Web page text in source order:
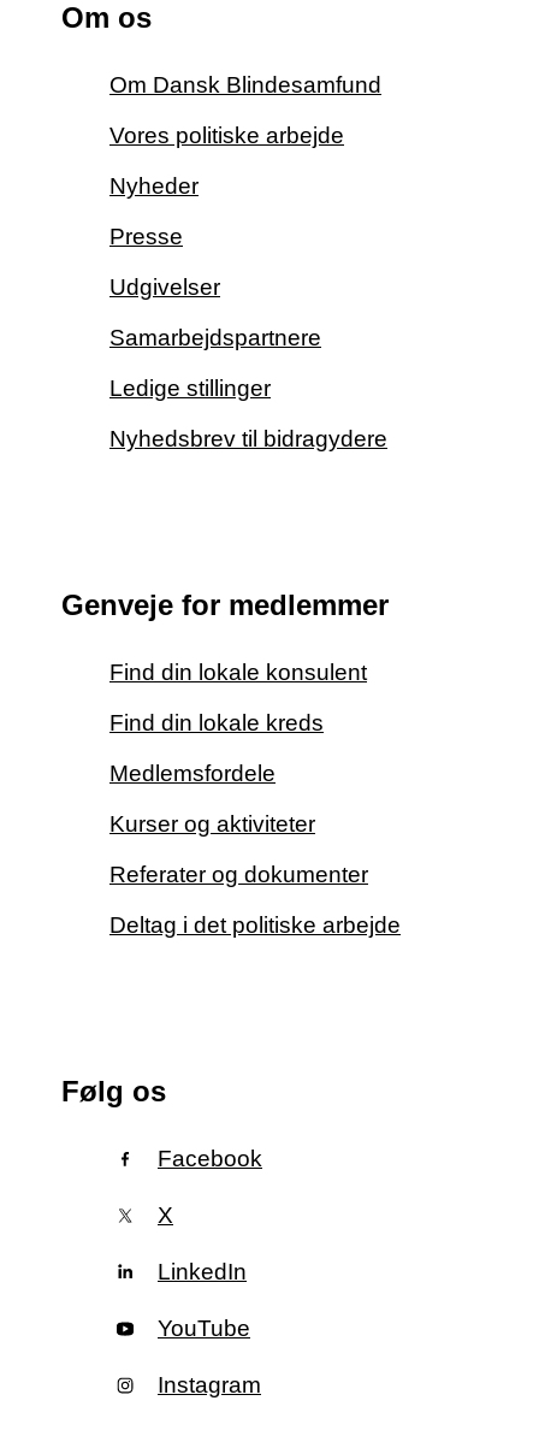
Om os
Om Dansk Blindesamfund
Vores politiske arbejde
Nyheder
Presse
Udgivelser
Samarbejdspartnere
Ledige stillinger
Nyhedsbrev til bidragydere
Genveje for medlemmer
Find din lokale konsulent
Find din lokale kreds
Medlemsfordele
Kurser og aktiviteter
Referater og dokumenter
Deltag i det politiske arbejde
Følg os
Facebook
X
LinkedIn
YouTube
Instagram